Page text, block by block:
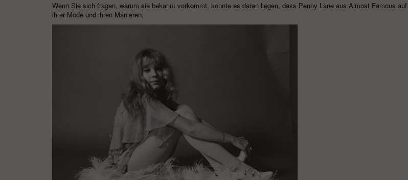
Wenn Sie sich fragen, warum sie bekannt vorkommt, könnte es daran liegen, dass Penny Lane aus Almost Famous
ihrer Mode und ihren Manieren.